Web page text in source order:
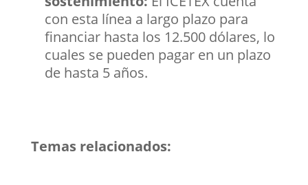
con esta línea a largo plazo para
financiar hasta los 12.500 dólares, lo
cuales se pueden pagar en un plazo
de hasta 5 años.
Temas relacionados: